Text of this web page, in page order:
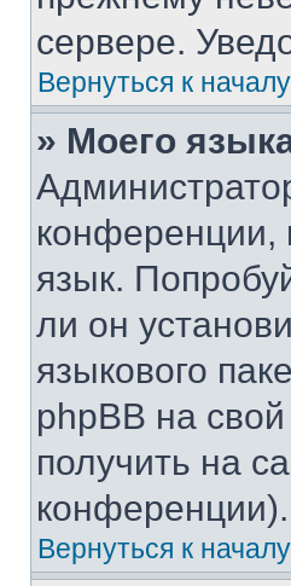
сервере.
Вернуться к началу
» Моего
конференции,
язык.
ли он
языкового
phpBB на
получить на
конференции).
Вернуться к началу